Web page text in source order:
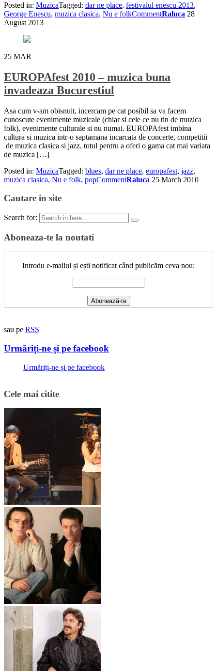
Posted in: MuzicaTagged: dar ne place, festivalul enescu 2013,
George Enescu, muzica clasica, Nu e folkCommentRaluca 28
August 2013
25 MAR
EUROPAfest 2010 – muzica buna
invadeaza Bucurestiul
Asa cum v-am obisnuit, incercam pe cat posibil sa va facem
cunoscute evenimente muzicale (chiar si cele ce nu tin de muzica
folk), evenimente culturale si nu numai. EUROPAfest imbina
cultura si muzica intr-o saptamana incarcata de concerte, competitii
de muzica clasica si jazz, totul pentru a oferi o gama cat mai variata
de muzica […]
Posted in: MuzicaTagged: blues, dar ne place, europafest, jazz,
muzica clasica, Nu e folk, popCommentRaluca 25 March 2010
Cautare in site
Search for:
Aboneaza-te la noutati
Introdu e-mailul și ești notificat când publicăm ceva nou:
sau pe RSS
Urmăriți-ne și pe facebook
Urmăriți-ne și pe facebook
Cele mai citite